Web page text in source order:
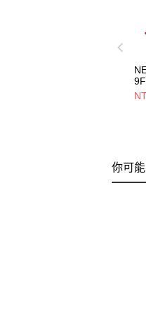
你可